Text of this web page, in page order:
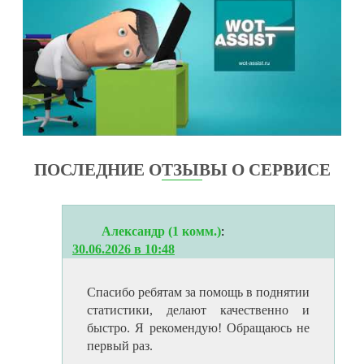
ПОСЛЕДНИЕ ОТЗЫВЫ О СЕРВИСЕ
Александр (1 комм.):
30.06.2026 в 10:48
Спасибо ребятам за помощь в поднятии
статистики, делают качественно и
быстро. Я рекомендую! Обращаюсь не
первый раз.